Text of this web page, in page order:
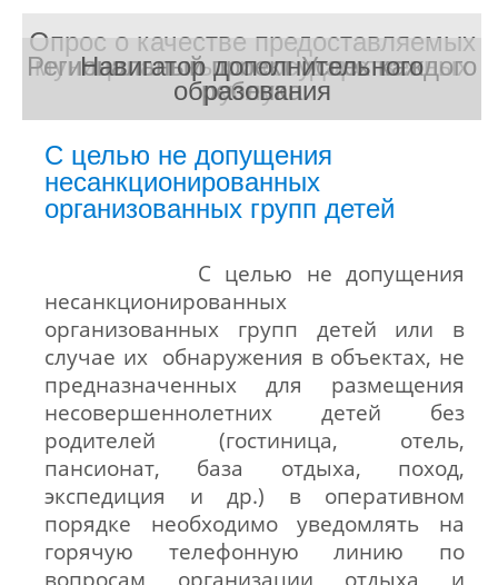
Опрос о качестве предоставляемых
муниципальных и государственных
услуг
Региональный проект Успех каждого
ребенка
Навигатор дополнительного
образования
С целью не допущения
несанкционированных
организованных групп детей
С целью не допущения
несанкционированных
организованных групп детей или в
случае их обнаружения в объектах, не
предназначенных для размещения
несовершеннолетних детей без
родителей (гостиница, отель,
пансионат, база отдыха, поход,
экспедиция и др.) в оперативном
порядке необходимо уведомлять на
горячую телефонную линию по
вопросам организации отдыха и